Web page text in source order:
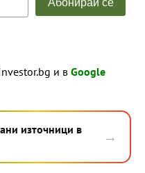
и в Google
източници в
→